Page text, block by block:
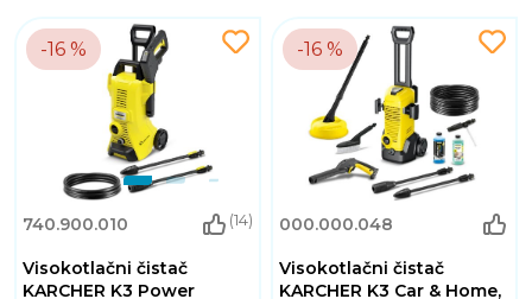
-16 %
740.900.010 (14)
Visokotlačni čistač
KARCHER K3 Power
-16 %
000.000.048
Visokotlačni čistač
KARCHER K3 Car & Home,